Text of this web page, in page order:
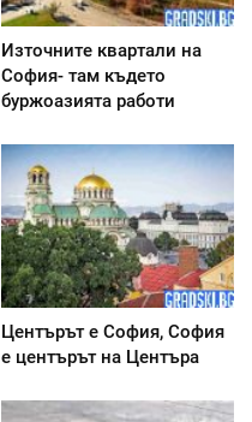
Източните квартали на
София- там където
буржоазията работи
Центърът е София, София
е центърът на Центъра